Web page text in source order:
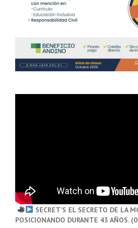
SECRET’S EL SECRETO DE LA
POSICIONANDO DURANTE 43 AÑOS.